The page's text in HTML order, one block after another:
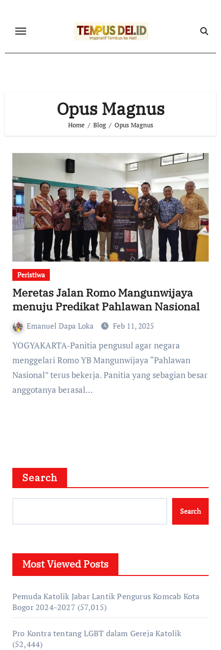
content
Opus Magnus
Home Blog Opus Magnus
Peristiwa
Meretas Jalan Romo Mangunwijaya
menuju Predikat Pahlawan Nasional
Emanuel Dapa Loka Feb 11, 2025
YOGYAKARTA-Panitia pengusul agar negara
menggelari Romo YB Mangunwijaya “Pahlawan
Nasional” terus bekerja. Panitia yang sebagian besar
anggotanya berasal…
Search
Search
Most Viewed Posts
Pemuda Katolik Jabar Lantik Pengurus Komcab Kota
Bogor 2024-2027 (57,015)
Pro Kontra tentang LGBT dalam Gereja Katolik
(52,444)